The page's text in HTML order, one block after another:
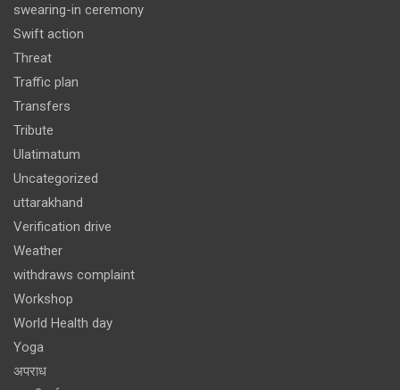
swearing-in ceremony
Swift action
Threat
Traffic plan
Transfers
Tribute
Ulatimatum
Uncategorized
uttarakhand
Verification drive
Weather
withdraws complaint
Workshop
World Health day
Yoga
अपराध